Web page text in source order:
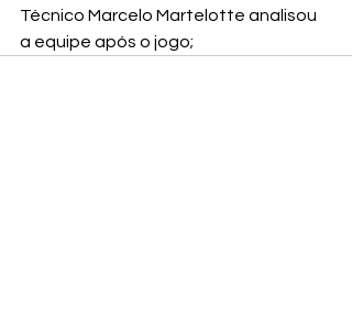
Técnico Marcelo Martelotte analisou
a equipe após o jogo;